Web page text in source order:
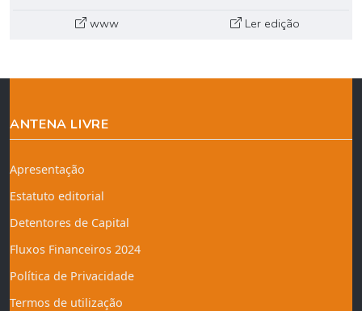
www Ler edição
ANTENA LIVRE
Apresentação
Estatuto editorial
Detentores de Capital
Fluxos Financeiros 2024
Política de Privacidade
Termos de utilização